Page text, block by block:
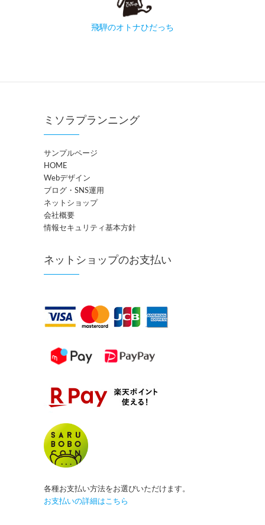
飛騨のオトナひだっち
ミソラプランニング
サンプルページ
HOME
Webデザイン
ブログ・SNS運用
ネットショップ
会社概要
情報セキュリティ基本方針
ネットショップのお支払い
各種お支払い方法をお選びいただけます。
お支払いの詳細はこちら